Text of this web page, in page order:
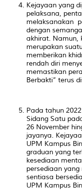
Kejayaan yang
pelaksana,
melaksanakan
dengan
akhirat. Namun,
merupakan
memberikan
rendah diri
memastikan
Berbakti” terus
Pada tahun
Sidang Satu
26 November
jayanya.
UPM Kampus
graduan yang
kesediaan
persediaan
sentiasa
UPM Kampus